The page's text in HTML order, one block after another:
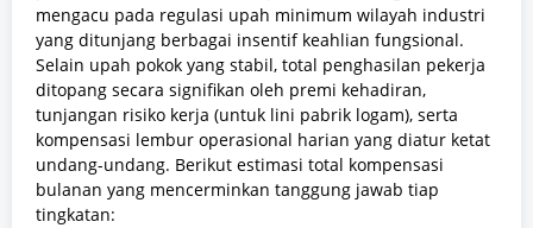
mengacu pada regulasi upah minimum wilayah industri
yang ditunjang berbagai insentif keahlian fungsional.
Selain upah pokok yang stabil, total penghasilan pekerja
ditopang secara signifikan oleh premi kehadiran,
tunjangan risiko kerja (untuk lini pabrik logam), serta
kompensasi lembur operasional harian yang diatur ketat
undang-undang. Berikut estimasi total kompensasi
bulanan yang mencerminkan tanggung jawab tiap
tingkatan: